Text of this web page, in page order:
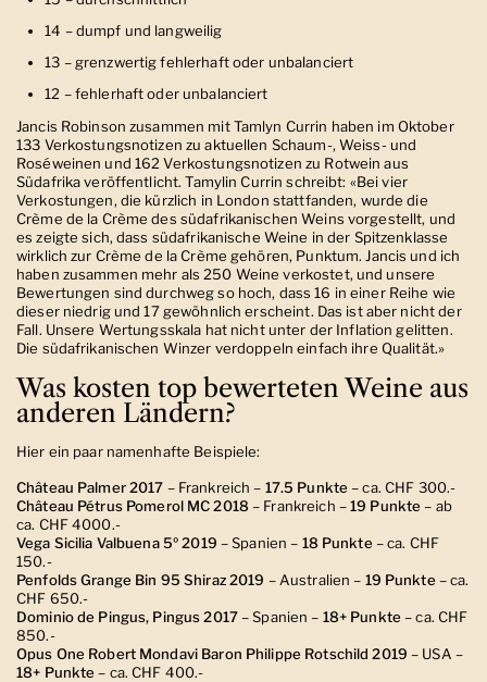
14 – dumpf und langweilig
13 – grenzwertig fehlerhaft oder unbalanciert
12 – fehlerhaft oder unbalanciert
Jancis Robinson zusammen mit Tamlyn Currin haben im Oktober
133 Verkostungsnotizen zu aktuellen Schaum-, Weiss- und
Roséweinen und 162 Verkostungsnotizen zu Rotwein aus
Südafrika veröffentlicht. Tamylin Currin schreibt: «Bei vier
Verkostungen, die kürzlich in London stattfanden, wurde die
Crème de la Crème des südafrikanischen Weins vorgestellt, und
es zeigte sich, dass südafrikanische Weine in der Spitzenklasse
wirklich zur Crème de la Crème gehören, Punktum. Jancis und ich
haben zusammen mehr als 250 Weine verkostet, und unsere
Bewertungen sind durchweg so hoch, dass 16 in einer Reihe wie
dieser niedrig und 17 gewöhnlich erscheint. Das ist aber nicht der
Fall. Unsere Wertungsskala hat nicht unter der Inflation gelitten.
Die südafrikanischen Winzer verdoppeln einfach ihre Qualität.»
Was kosten top bewerteten Weine aus
anderen Ländern?
Hier ein paar namenhafte Beispiele:
Château Palmer 2017 – Frankreich – 17.5 Punkte– ca. CHF 300.-
Château Pétrus Pomerol MC 2018– Frankreich –19 Punkte– ab
ca. CHF 4000.-
Vega Sicilia Valbuena 5º 2019 – Spanien – 18 Punkte– ca. CHF
150.-
Penfolds Grange Bin 95 Shiraz 2019 – Australien – 19 Punkte– ca.
CHF 650.-
Dominio de Pingus, Pingus 2017– Spanien – 18+ Punkte– ca. CHF
850.-
Opus One Robert Mondavi Baron Philippe Rotschild 2019 – USA –
18+ Punkte– ca. CHF 400.-